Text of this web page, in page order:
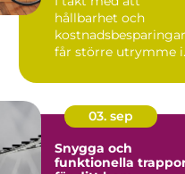
hållbarhet och
kostnadsbesparingar
får större utrymme i
03. sep
Snygga och
funktionella